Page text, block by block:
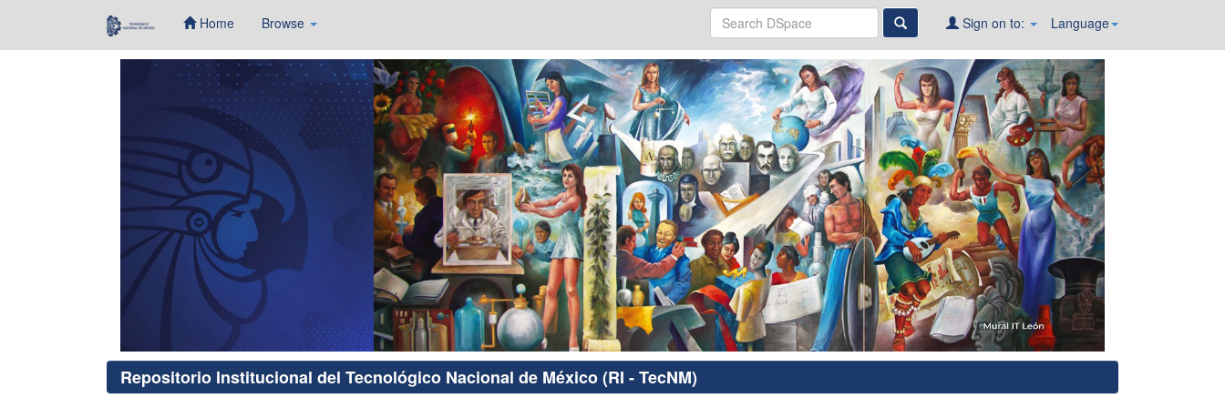
Home Browse Language
Sign on to:
Repositorio Institucional del Tecnológico Nacional de México (RI - TecNM)